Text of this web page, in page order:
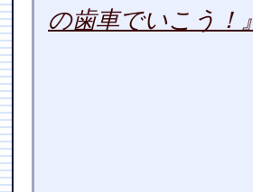
の歯車でいこう！』